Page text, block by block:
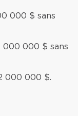
000 $ sans
000 000 $ sans
000 000 $.